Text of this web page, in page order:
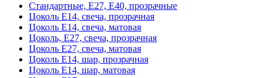
Стандартные, Е27, Е40, прозрачные
Цоколь Е14, свеча, прозрачная
Цоколь Е14, свеча, матовая
Цоколь, Е27, свеча, прозрачная
Цоколь Е27, свеча, матовая
Цоколь Е14, шар, прозрачная
Цоколь Е14, шар, матовая